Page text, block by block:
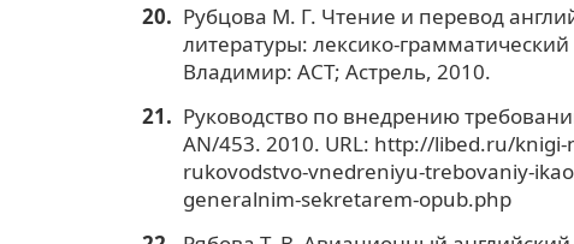
Рубцова М. Г. Чтение и перевод
литературы: лексико-
Владимир: АСТ; Астрель, 2010.
Руководство по внедрению
AN/453. 2010. URL: http://libed.ru/
rukovodstvo-vnedreniyu-trebovaniy-
generalnim-sekretarem-opub.php